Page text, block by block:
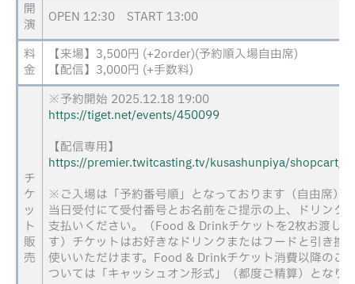
開
演
OPEN 12:30 START 13:00
料
金
【来場】3,500円 (+2order)(予約順入場自由席)
【配信】3,000円 (+手数料)
チ
ケ
ッ
ト
販
売
※予約開始 2025.12.18 19:00
https://tiget.net/events/450099
【配信専用】
https://premier.twitcasting.tv/kusashunpiya/shopcart/
※ご入場は「予約番号順」となっております（自由席）
当日受付にて受付番号とお名前をご提示の上、ドリンク
支払いください。（Food & Drinkチケットを2枚お渡し
す）チケットはお好きなドリンクまたはフードと引き換
使いいただけます。Food & Drinkチケット消費以降のご
ついては「キャッシュオン形式」（都度ご精算）となり